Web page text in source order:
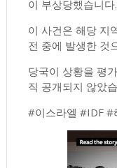
이 부상당했습니다.
이 사건은 해당 지
전 중에 발생한 것
당국이 상황을 평
직 공개되지 않았
#이스라엘 #IDF #